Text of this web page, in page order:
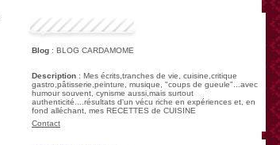
Blog : BLOG CARDAMOME
Description : Mes écrits,tranches de vie, cuisine,critique
gastro,pâtisserie,peinture, musique, "coups de gueule"...avec
humour souvent, cynisme aussi,mais surtout
authenticité....résultats d'un vécu riche en expériences et, en
fond alléchant, mes RECETTES de CUISINE
Contact